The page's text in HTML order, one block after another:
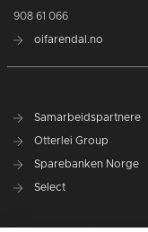
908 61 066
oifarendal.no
Samarbeidspartnere
Otterlei Group
Sparebanken Norge
Select